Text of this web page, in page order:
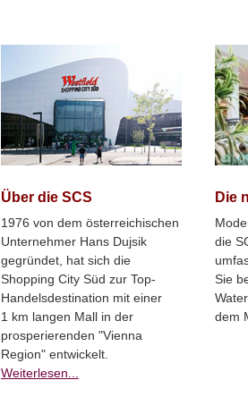
Über die SCS
1976 von dem österreichischen
Unternehmer Hans Dujsik
gegründet, hat sich die
Shopping City Süd zur Top-
Handelsdestination mit einer
1 km langen Mall in der
prosperierenden "Vienna
Region" entwickelt.
Weiterlesen...
Die
die
Sie
dem